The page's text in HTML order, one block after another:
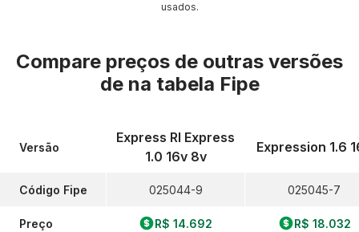
usados.
Compare preços de outras versões
de na tabela Fipe
Versão
Código Fipe
Preço
Express Rl Express
1.0 16v 8v
025044-9
R$ 14.692
Expression 1.6
025045-7
R$ 18.032